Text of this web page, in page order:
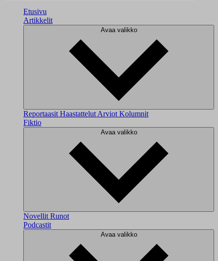
Etusivu
Artikkelit
Avaa valikko
Reportaasit Haastattelut Arviot Kolumnit
Fiktio
Avaa valikko
Novellit Runot
Podcastit
Avaa valikko